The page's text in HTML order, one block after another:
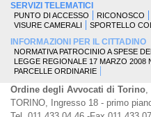
SERVIZI TELEMATICI
PUNTO DI ACCESSO RICONOSCO
VISURE CAMERALI
SPORTELLO
INFORMAZIONI PER IL CITTADINO
NORMATIVA PATROCINIO A SPESE
LEGGE REGIONALE 17 MARZO 2008
PARCELLE ORDINARIE
Ordine degli Avvocati di Torino,
TORINO, Ingresso 18 - primo